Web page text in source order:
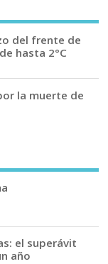
del frente de
hasta 2°C
la muerte de
el superávit
año